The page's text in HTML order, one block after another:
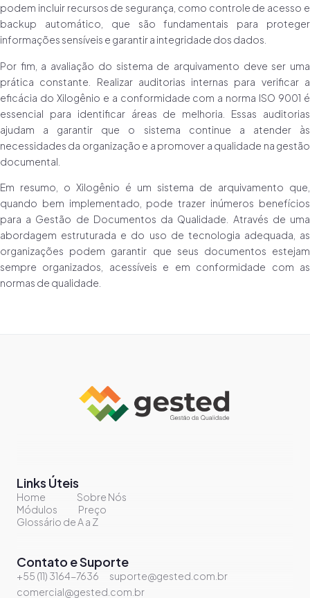
podem incluir recursos de segurança, como controle de acesso e
backup automático, que são fundamentais para proteger
informações sensíveis e garantir a integridade dos dados.
Por fim, a avaliação do sistema de arquivamento deve ser uma
prática constante. Realizar auditorias internas para verificar a
eficácia do Xilogênio e a conformidade com a norma ISO 9001 é
essencial para identificar áreas de melhoria. Essas auditorias
ajudam a garantir que o sistema continue a atender às
necessidades da organização e a promover a qualidade na gestão
documental.
Em resumo, o Xilogênio é um sistema de arquivamento que,
quando bem implementado, pode trazer inúmeros benefícios
para a Gestão de Documentos da Qualidade. Através de uma
abordagem estruturada e do uso de tecnologia adequada, as
organizações podem garantir que seus documentos estejam
sempre organizados, acessíveis e em conformidade com as
normas de qualidade.
Links Úteis
Home
Sobre Nós
Módulos
Preço
Glossário de A a Z
Contato e Suporte
+55 (11) 3164-7636
suporte@gested.com.br
comercial@gested.com.br